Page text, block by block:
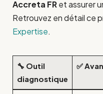
Accreta FRet assurer
Retrouvez en détail ce
Expertise.
🔧 Outil
diagnostique
✅